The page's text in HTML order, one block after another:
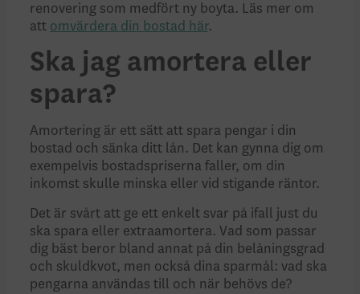
renovering som medfört ny boyta. Läs mer om
att omvärdera din bostad här.
Ska jag amortera eller
spara?
Amortering är ett sätt att spara pengar i din
bostad och sänka ditt lån. Det kan gynna dig om
exempelvis bostadspriserna faller, om din
inkomst skulle minska eller vid stigande räntor.
Det är svårt att ge ett enkelt svar på ifall just du
ska spara eller extraamortera. Vad som passar
dig bäst beror bland annat på din belåningsgrad
och skuldkvot, men också dina sparmål: vad ska
pengarna användas till och när behövs de?